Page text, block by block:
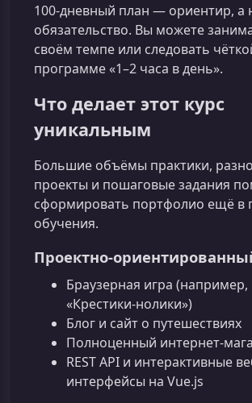
100‑дневный план — ориентир, а
обязательство. Вы можете
своём темпе или следовать
программе «1–2 часа в день».
Что делает этот курс
уникальным
Большие объёмы практики,
проекты и пошаговые задания
сформировать портфолио ещё в
обучения.
Проектно-
Браузерная игра (например,
«Крестики‑нолики»)
Блог и сайт о путешествиях
Полноценный
REST API и интерактивные
интерфейсы на Vue.js